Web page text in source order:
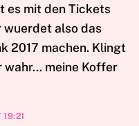
es mit den Tickets
also das
2017 machen. Klingt
wahr… meine Koffer